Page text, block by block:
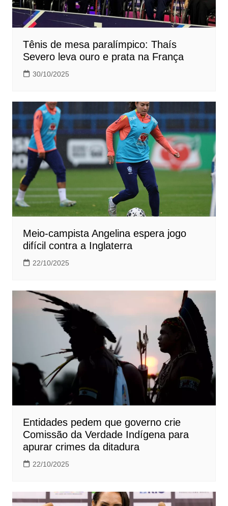
Tênis de mesa paralímpico: Thaís
Severo leva ouro e prata na França
30/10/2025
Meio-campista Angelina espera jogo
difícil contra a Inglaterra
22/10/2025
Entidades pedem que governo crie
Comissão da Verdade Indígena para
apurar crimes da ditadura
22/10/2025